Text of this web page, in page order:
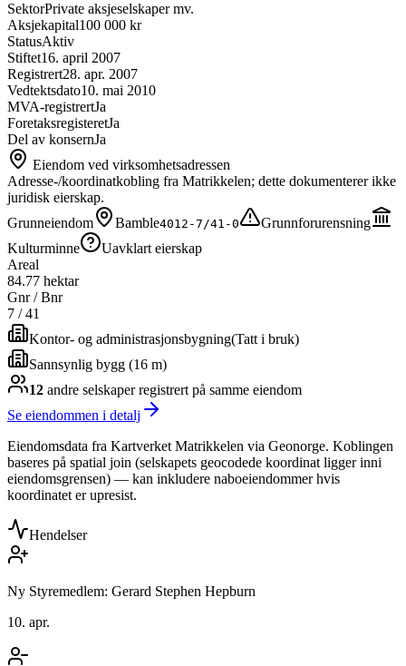
SektorPrivate aksjeselskaper mv.
Aksjekapital100 000 kr
StatusAktiv
Stiftet16. april 2007
Registrert28. apr. 2007
Vedtektsdato10. mai 2010
MVA-registrertJa
ForetaksregisteretJa
Del av konsernJa
Eiendom ved virksomhetsadressen
Adresse-/koordinatkobling fra Matrikkelen; dette dokumenterer ikke
juridisk eierskap.
Grunneiendom
Bamble4012-7/41-0
Grunnforurensning
Kulturminne
Uavklart eierskap
Areal
84.77 hektar
Gnr / Bnr
7 /41
Kontor- og administrasjonsbygning(Tatt i bruk)
Sannsynlig bygg (16 m)
12 andre selskaperregistrert på samme eiendom
Se eiendommen i detalj
Eiendomsdata fra Kartverket Matrikkelen via Geonorge. Koblingen
baseres på spatial join (selskapets geocodede koordinat ligger inni
eiendomsgrensen) — kan inkludere naboeiendommer hvis
koordinatet er upresist.
Hendelser
Ny Styremedlem: Gerard Stephen Hepburn
10. apr.